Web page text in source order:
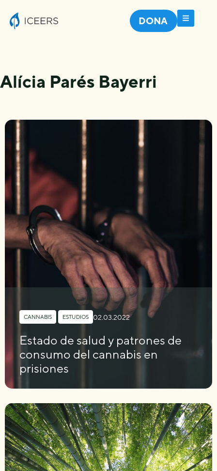
DONA
Alícia Parés Bayerri
CANNABIS ESTUDIOS 02.03.2022
Estado de salud y patrones de
consumo del cannabis en
prisiones